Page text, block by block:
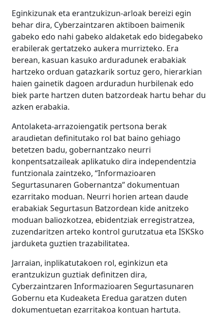
Eginkizunak eta erantzukizun-arloak bereizi egin
behar dira, Cyberzaintzaren aktiboen baimenik
gabeko edo nahi gabeko aldaketak edo bidegabeko
erabilerak gertatzeko aukera murrizteko. Era
berean, kasuan kasuko arduradunek erabakiak
hartzeko orduan gatazkarik sortuz gero, hierarkian
haien gainetik dagoen arduradun hurbilenak edo
biek parte hartzen duten batzordeak hartu behar du
azken erabakia.
Antolaketa-arrazoiengatik pertsona berak
araudietan definitutako rol bat baino gehiago
betetzen badu, gobernantzako neurri
konpentsatzaileak aplikatuko dira independentzia
funtzionala zaintzeko, “Informazioaren
Segurtasunaren Gobernantza” dokumentuan
ezarritako moduan. Neurri horien artean daude
erabakiak Segurtasun Batzordean kide anitzeko
moduan baliozkotzea, ebidentziak erregistratzea,
zuzendaritzen arteko kontrol gurutzatua eta ISKSko
jarduketa guztien trazabilitatea.
Jarraian, inplikatutakoen rol, eginkizun eta
erantzukizun guztiak definitzen dira,
Cyberzaintzaren Informazioaren Segurtasunaren
Gobernu eta Kudeaketa Eredua garatzen duten
dokumentuetan ezarritakoa kontuan hartuta.